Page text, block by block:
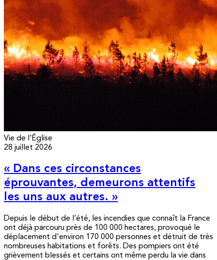
Vie de l’Église
28 juillet 2026
« Dans ces circonstances
éprouvantes, demeurons attentifs
les uns aux autres. »
Depuis le début de l’été, les incendies que connaît la France
ont déjà parcouru près de 100 000 hectares, provoqué le
déplacement d'environ 170 000 personnes et détruit de très
nombreuses habitations et forêts. Des pompiers ont été
grièvement blessés et certains ont même perdu la vie dans